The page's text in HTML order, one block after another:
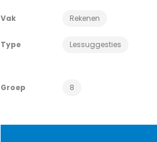
Vak Rekenen
Type Lessuggesties
Groep 8